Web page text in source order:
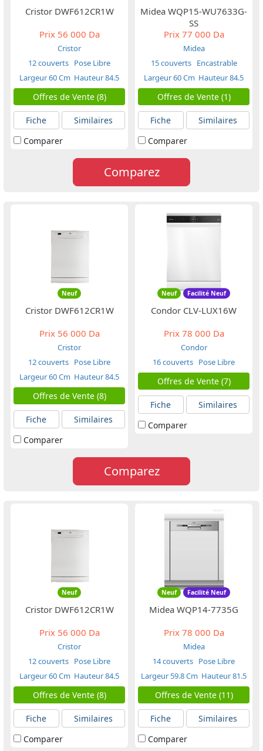
Cristor DWF612CR1W
Prix56 000 Da
Cristor
12 couverts Pose Libre
Largeur 60 Cm Hauteur 84.5
Cm
Offres de Vente (8)
Fiche
Similaires
Comparer
Midea WQP15-WU7633G-
SS
Prix77 000 Da
Midea
15 couverts Encastrable
Largeur 60 Cm Hauteur 84.5
Cm
Offres de Vente (1)
Fiche
Similaires
Comparer
Comparez
Neuf
Cristor DWF612CR1W
Prix56 000 Da
Cristor
12 couverts Pose Libre
Largeur 60 Cm Hauteur 84.5
Cm
Offres de Vente (8)
Fiche
Similaires
Comparer
Neuf Facilité Neuf
Condor CLV-LUX16W
Prix78 000 Da
Condor
16 couverts Pose Libre
Offres de Vente (7)
Fiche
Similaires
Comparer
Comparez
Neuf
Cristor DWF612CR1W
Prix56 000 Da
Cristor
12 couverts Pose Libre
Largeur 60 Cm Hauteur 84.5
Cm
Offres de Vente (8)
Fiche
Similaires
Comparer
Neuf Facilité Neuf
Midea WQP14-7735G
Prix78 000 Da
Midea
14 couverts Pose Libre
Largeur 59.8 Cm Hauteur 81.5
Cm
Offres de Vente (11)
Fiche
Similaires
Comparer